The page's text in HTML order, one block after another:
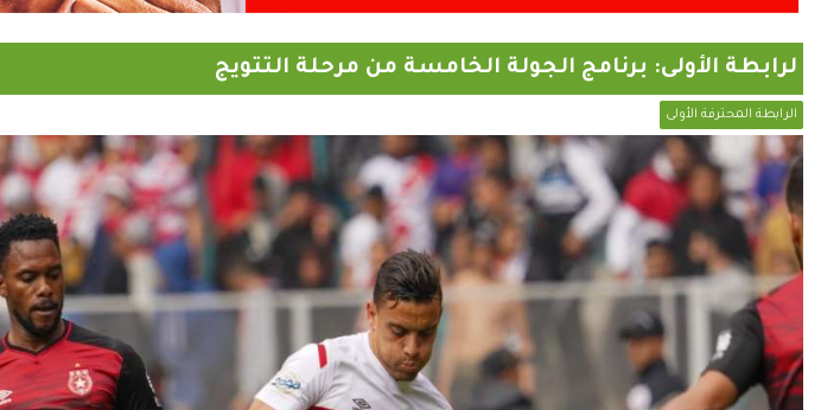
لرابطة الأولى: برنامج الجولة الخامسة من مرحلة التتويج
الرابطة المحترفة الأولى